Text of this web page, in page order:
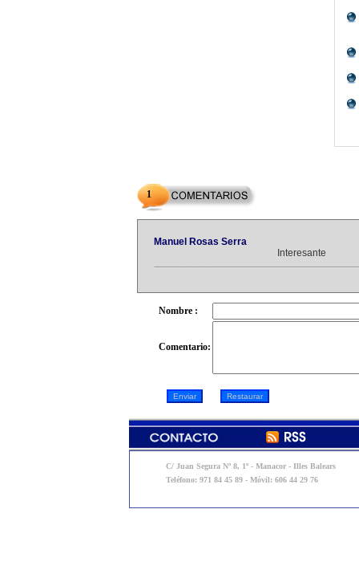
1
Manuel Rosas Serra
Interesante
Nombre :
Comentario:
C/ Juan Segura Nº 8, 1º - Manacor - Illes Balears
Teléfono: 971 84 45 89 - Móvil: 606 44 29 76